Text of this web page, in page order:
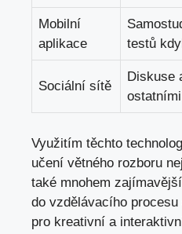
Mobilní
aplikace
testů
Sociální sítě
Diskuse
Využitím těchto
učení větného rozboru
také mnohem
do vzdělávacího
pro kreativní a